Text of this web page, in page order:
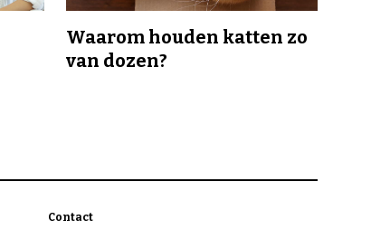
Waarom houden katten zo
van dozen?
Contact